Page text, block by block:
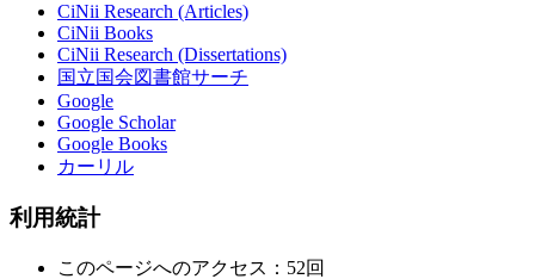
CiNii Research (Articles)
CiNii Books
CiNii Research (Dissertations)
国立国会図書館サーチ
Google
Google Scholar
Google Books
カーリル
利用統計
このページへのアクセス：52回